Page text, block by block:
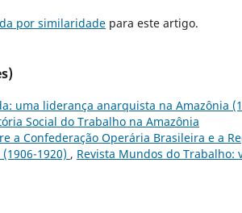
por similaridade para este artigo.
uma liderança anarquista na Amazônia
Social do Trabalho na Amazônia
a Confederação Operária Brasileira e a
1920) , Revista Mundos do Trabalho: